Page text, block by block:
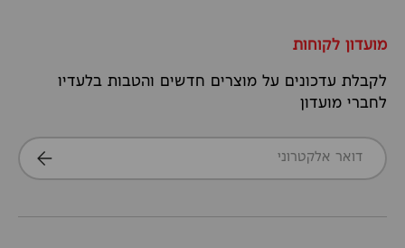
מועדון לקוחות
לקבלת עדכונים על מוצרים חדשים והטבות בלעדיו
לחברי מועדון
דואר אלקטרוני
הרשמה